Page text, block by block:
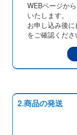
WEBページか
いたします。
お申し込み後
をご確認くださ
2.商品の発送